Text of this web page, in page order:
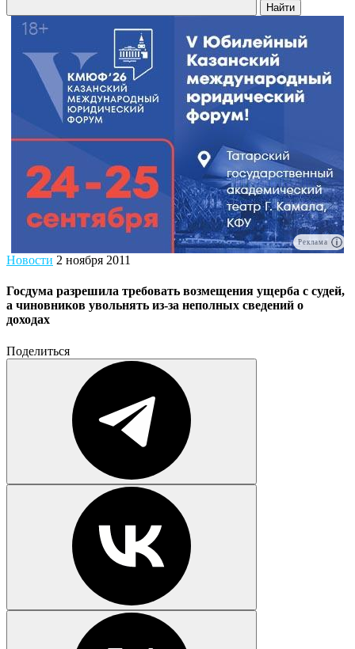
Найти
Реклама
Новости 2 ноября 2011
Госдума разрешила требовать возмещения ущерба с судей,
а чиновников увольнять из-за неполных сведений о
доходах
Поделиться